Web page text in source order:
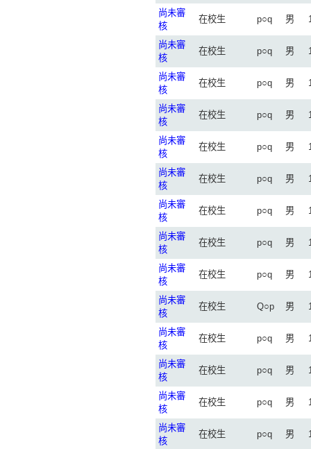
尚未審
核
在校生 p○q 男
尚未審
核
在校生 p○q 男
尚未審
核
在校生 p○q 男
尚未審
核
在校生 p○q 男
尚未審
核
在校生 p○q 男
尚未審
核
在校生 p○q 男
尚未審
核
在校生 p○q 男
尚未審
核
在校生 p○q 男
尚未審
核
在校生 p○q 男
尚未審
核
在校生 Q○p 男
尚未審
核
在校生 p○q 男
尚未審
核
在校生 p○q 男
尚未審
核
在校生 p○q 男
尚未審
核
在校生 p○q 男